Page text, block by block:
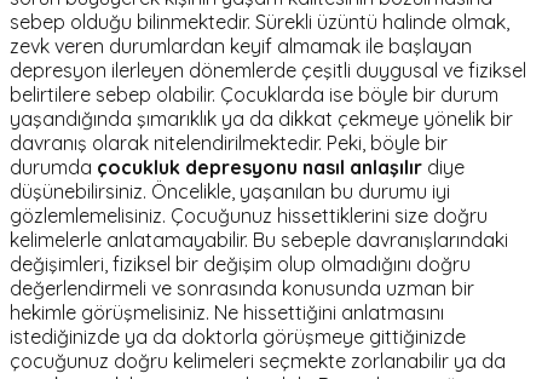
sebep olduğu bilinmektedir. Sürekli üzüntü halinde olmak,
zevk veren durumlardan keyif almamak ile başlayan
depresyon ilerleyen dönemlerde çeşitli duygusal ve fiziksel
belirtilere sebep olabilir. Çocuklarda ise böyle bir durum
yaşandığında şımarıklık ya da dikkat çekmeye yönelik bir
davranış olarak nitelendirilmektedir. Peki, böyle bir
durumda çocukluk depresyonu nasıl anlaşılır diye
düşünebilirsiniz. Öncelikle, yaşanılan bu durumu iyi
gözlemlemelisiniz. Çocuğunuz hissettiklerini size doğru
kelimelerle anlatamayabilir. Bu sebeple davranışlarındaki
değişimleri, fiziksel bir değişim olup olmadığını doğru
değerlendirmeli ve sonrasında konusunda uzman bir
hekimle görüşmelisiniz. Ne hissettiğini anlatmasını
istediğinizde ya da doktorla görüşmeye gittiğinizde
çocuğunuz doğru kelimeleri seçmekte zorlanabilir ya da